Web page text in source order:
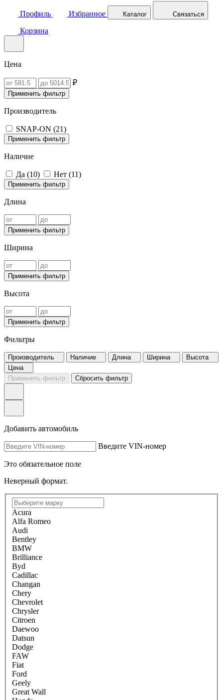
Профиль Избранное Каталог Связаться
Корзина
Цена
₽
Применить фильтр
Производитель
SNAP-ON (21)
Применить фильтр
Наличие
Да (10) Нет (11)
Применить фильтр
Длина
Применить фильтр
Ширина
Применить фильтр
Высота
Применить фильтр
Фильтры
Производитель Наличие Длина Ширина
Высота
Цена
Применить фильтр
Сбросить фильтр
Добавить автомобиль
Введите VIN-номер
Это обязательное поле
Неверный формат.
Acura
Alfa Romeo
Audi
Bentley
BMW
Brilliance
Byd
Cadillac
Changan
Chery
Chevrolet
Chrysler
Citroen
Daewoo
Datsun
Dodge
FAW
Fiat
Ford
Geely
Great Wall